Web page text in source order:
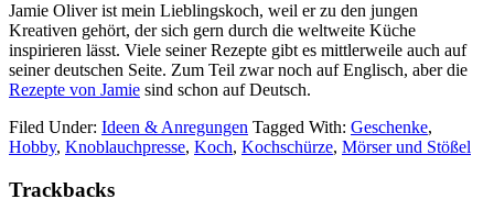
Jamie Oliver ist mein Lieblingskoch, weil er zu den jungen
Kreativen gehört, der sich gern durch die weltweite Küche
inspirieren lässt. Viele seiner Rezepte gibt es mittlerweile auch auf
seiner deutschen Seite. Zum Teil zwar noch auf Englisch, aber die
Rezepte von Jamie sind schon auf Deutsch.
Filed Under: Ideen & Anregungen Tagged With: Geschenke,
Hobby, Knoblauchpresse, Koch, Kochschürze, Mörser und Stößel
Reader
Trackbacks